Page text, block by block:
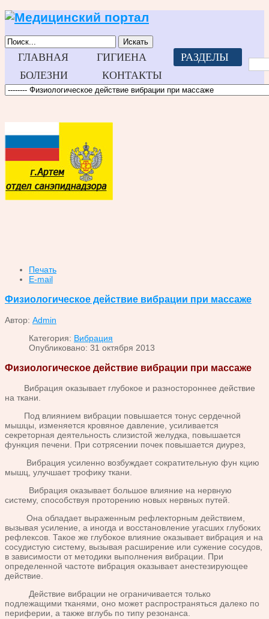
Искать
ГЛАВНАЯ ГИГИЕНА
РАЗДЕЛЫ
БОЛЕЗНИ
КОНТАКТЫ
Печать
E-mail
Физиологическое действие вибрации при массаже
Автор: Admin
Категория: Вибрация
Опубликовано: 31 октября 2013
Физиологическое действие вибрации при массаже
Вибрация оказывает глубокое и разностороннее действие
на ткани.
Под влиянием вибрации повышается тонус сердечной
мышцы, изменяется кровяное давление, усиливается
секреторная деятельность слизистой желудка, повышается
функция печени. При сотрясении почек повышается диурез,
Вибрация усиленно возбуждает сократительную фун кцию
мышц, улучшает трофику ткани.
Вибрация оказывает большое влияние на нервную
систему, способствуя проторению новых нервных путей.
Она обладает выраженным рефлекторным действием,
вызывая усиление, а иногда и восстановление угасших глубоких
рефлексов. Такое же глубокое влияние оказывает вибрация и на
сосудистую систему, вызывая расширение или сужение сосудов,
в зависимости от методики выполнения вибрации. При
определенной частоте вибрация оказывает анестезирующее
действие.
Действие вибрации не ограничивается только
подлежащими тканями, оно может распространяться далеко по
периферии, а также вглубь по типу резонанса.